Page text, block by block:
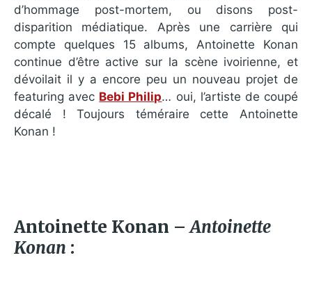
d’hommage post-mortem, ou disons post-
disparition médiatique. Après une carrière qui
compte quelques 15 albums, Antoinette Konan
continue d’être active sur la scène ivoirienne, et
dévoilait il y a encore peu un nouveau projet de
featuring avec Bebi Philip… oui, l’artiste de coupé
décalé ! Toujours téméraire cette Antoinette
Konan !
Antoinette Konan –Antoinette
Konan :